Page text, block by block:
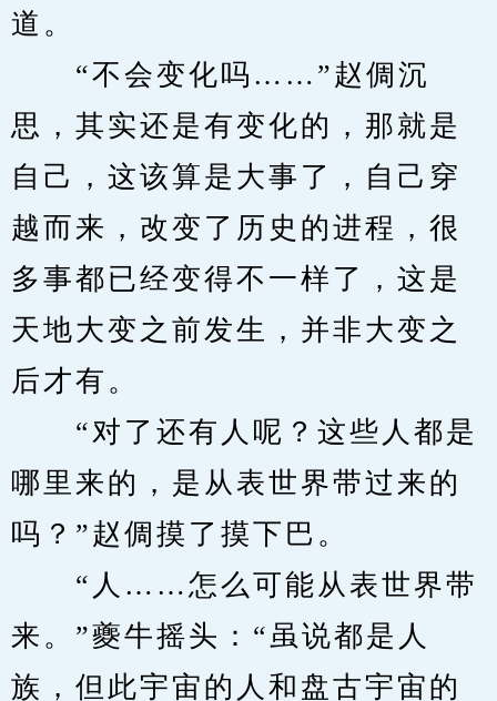
道。
“不会变化吗……”赵倜沉
思，其实还是有变化的，那就是
自己，这该算是大事了，自己穿
越而来，改变了历史的进程，很
多事都已经变得不一样了，这是
天地大变之前发生，并非大变之
后才有。
“对了还有人呢？这些人都是
哪里来的，是从表世界带过来的
吗？”赵倜摸了摸下巴。
“人……怎么可能从表世界带
来。”夔牛摇头：“虽说都是人
族，但此宇宙的人和盘古宇宙的